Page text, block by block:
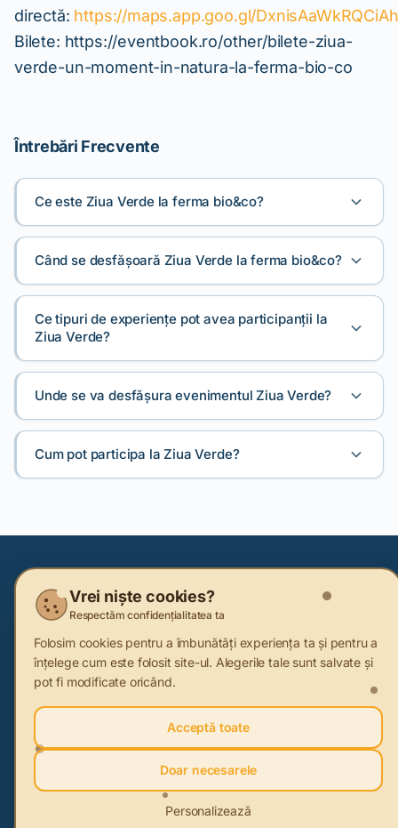
directă: https://maps.app.goo.gl/
Bilete: https://eventbook.ro/other/bilete-ziua-
verde-un-moment-in-natura-la-ferma-bio-co
Întrebări Frecvente
Ce este Ziua Verde la ferma bio&co?
Când se desfășoară Ziua Verde la ferma bio&co?
Ce tipuri de experiențe pot avea participanții la
Ziua Verde?
Unde se va desfășura evenimentul Ziua Verde?
Cum pot participa la Ziua Verde?
Abonează-te la newsletter
Fii primul care află cele mai noi informații despre
sustenabilitate
Abonează-te
Vrei niște cookies?
Respectăm confidențialitatea ta
Folosim cookies pentru a îmbunătăți experiența ta și pentru a
înțelege cum este folosit site-ul. Alegerile tale sunt salvate și
pot fi modificate oricând.
Acceptă toate
Doar necesarele
Personalizează